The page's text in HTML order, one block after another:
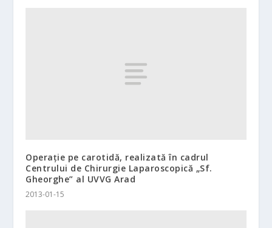
Operaţie pe carotidă, realizată în cadrul
Centrului de Chirurgie Laparoscopică „Sf.
Gheorghe” al UVVG Arad
2013-01-15